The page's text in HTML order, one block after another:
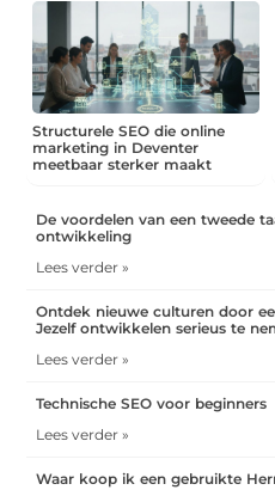
Structurele SEO die online
marketing in Deventer
meetbaar sterker maakt
De voordelen van een tweede
ontwikkeling
Lees verder »
Ontdek nieuwe culturen door
Jezelf ontwikkelen serieus te
Lees verder »
Technische SEO voor beginners
Lees verder »
Waar koop ik een gebruikte